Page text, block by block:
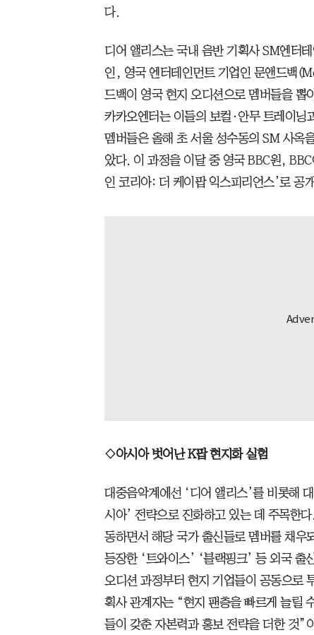
다.
디어 앨리스는 국내 음반 기획사 SM엔터
인, 영국 엔터테인먼트 기업인 문앤드백
드백이 영국 현지 오디션으로 멤버들을
카카오엔터는 이들의 보컬·안무 트레이닝
멤버들은 올해 초 서울 성수동의 SM 사옥
았다. 이 과정을 이달 중 영국 BBC원,
인 코리아: 더 케이팝 익스피리언스’로 공
◇아시아 벗어난 K팝 현지화 실험
대중음악계에선 ‘디어 앨리스’를 비롯해
시아’ 전략으로 진화하고 있는 데 주목한
동하면서 해당 국가 출신들로 멤버를 채
등장한 ‘트와이스’ ‘블랙핑크’ 등 외국
오디션 과정부터 현지 기업들이 공동으로
획사 관계자는 “현지 팬층을 빠르게 늘릴
들이 갖춘 자본력과 홍보 전략을 더한 것”